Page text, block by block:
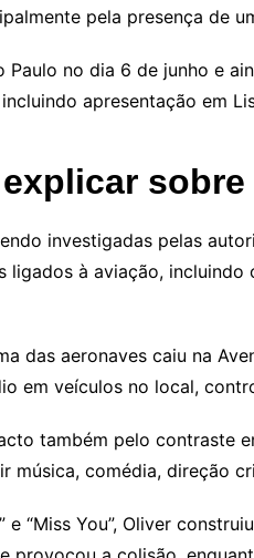
pela presença de
Paulo no dia 6 de junho e
apresentação em
investigadas pelas
à aviação,
das aeronaves caiu na
em veículos no local,
também pelo contraste
música, comédia, direção
e “Miss You”, Oliver